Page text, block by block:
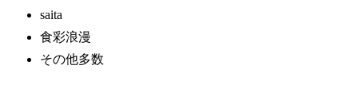
saita
食彩浪漫
その他多数